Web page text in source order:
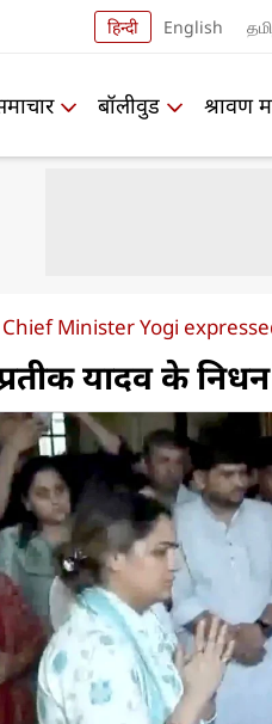
हिन्दी English
बॉलीवुड श्रावण
Chief Minister Yogi
यादव के